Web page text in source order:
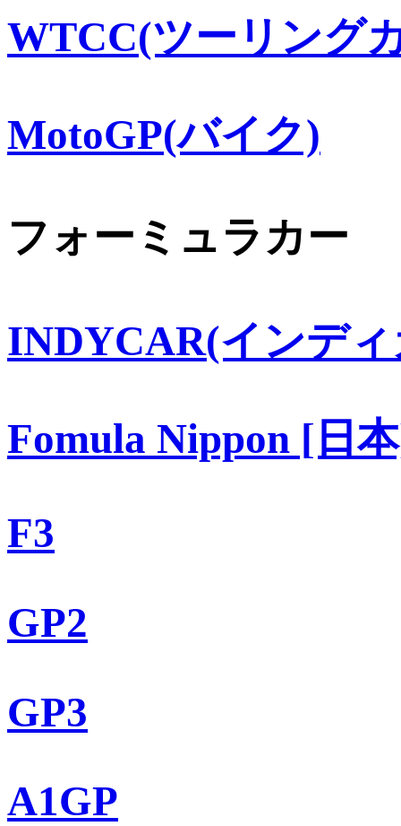
WTCC(ツーリング
MotoGP(バイク)
フォーミュラカー
INDYCAR(インデ
Fomula Nippon [日
F3
GP2
GP3
A1GP